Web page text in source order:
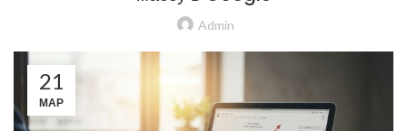
Admin
21
МАР